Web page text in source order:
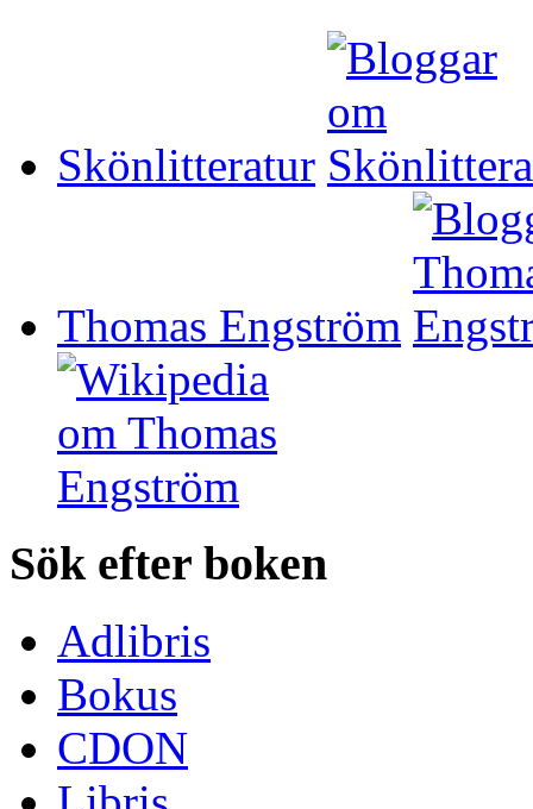
Skönlitteratur
Thomas Engström
Sök efter boken
Adlibris
Bokus
CDON